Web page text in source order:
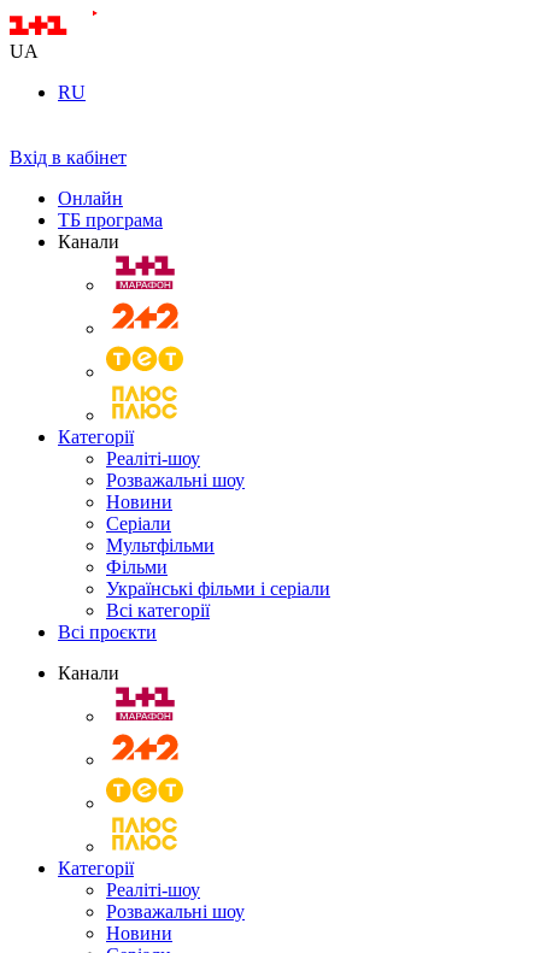
UA
RU
Вхід в кабінет
Онлайн
ТБ програма
Канали
Категорії
Реаліті-шоу
Розважальні шоу
Новини
Серіали
Мультфільми
Фільми
Українські фільми і серіали
Всі категорії
Всі проєкти
Канали
Категорії
Реаліті-шоу
Розважальні шоу
Новини